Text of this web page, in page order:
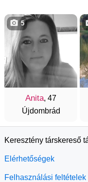
Anita, 47
Újdombrád
5
Keresztény társkereső
Elérhetőségek
Felhasználási feltételek